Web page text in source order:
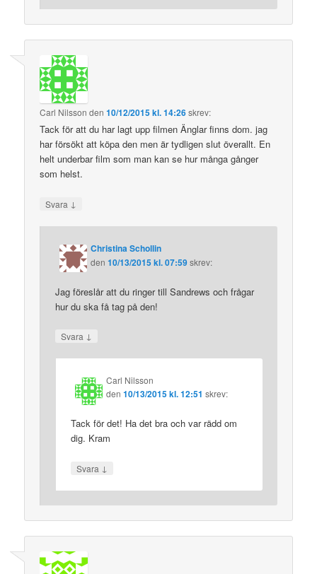
Carl Nilsson den10/12/2015 kl. 14:26skrev:
Tack för att du har lagt upp filmen Änglar finns dom. jag
har försökt att köpa den men är tydligen slut överallt. En
helt underbar film som man kan se hur många gånger
som helst.
Svara ↓
Christina Schollin
den10/13/2015 kl. 07:59skrev:
Jag föreslår att du ringer till Sandrews och frågar
hur du ska få tag på den!
Svara ↓
Carl Nilsson
den10/13/2015 kl. 12:51 skrev:
Tack för det! Ha det bra och var rädd om
dig. Kram
Svara ↓